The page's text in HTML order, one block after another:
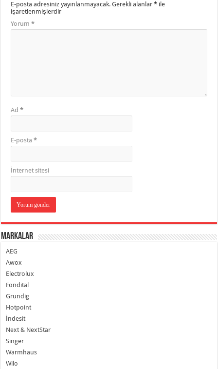
E-posta adresiniz yayınlanmayacak. Gerekli alanlar* ile
işaretlenmişlerdir
Yorum*
Ad*
E-posta*
İnternet sitesi
Markalar
AEG
Awox
Electrolux
Fondital
Grundig
Hotpoint
İndesit
Next & NextStar
Singer
Warmhaus
Wilo